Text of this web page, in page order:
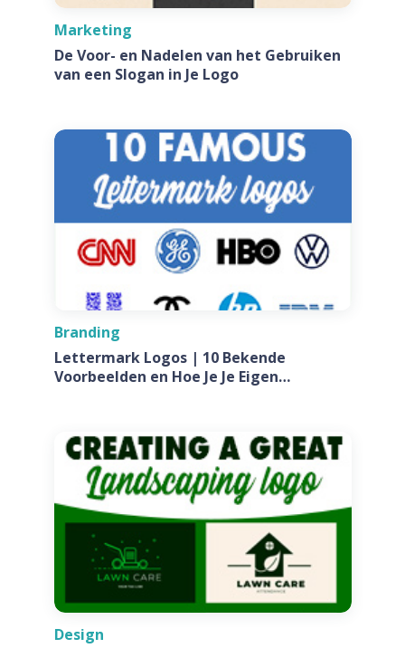
Marketing
De Voor- en Nadelen van het Gebruiken
van een Slogan in Je Logo
Branding
Lettermark Logos | 10 Bekende
Voorbeelden en Hoe Je Je Eigen
Design